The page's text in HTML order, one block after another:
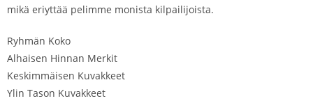
mikä eriyttää pelimme monista kilpailijoista.
Ryhmän Koko
Alhaisen Hinnan Merkit
Keskimmäisen Kuvakkeet
Ylin Tason Kuvakkeet